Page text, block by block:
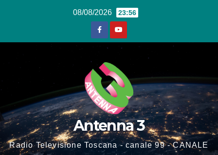
08/08/2026 23:56
Antenna 3
Radio Televisione Toscana - canale 99 - CANALE